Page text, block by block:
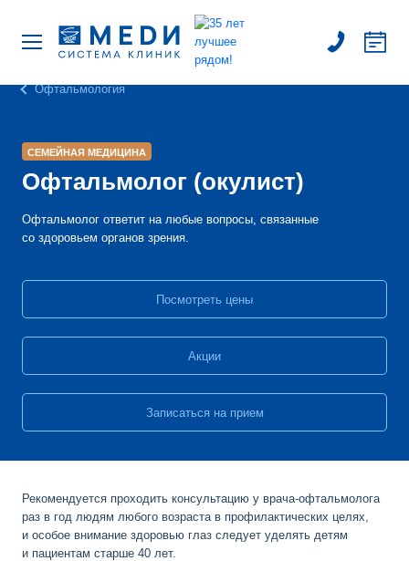
Офтальмология
СЕМЕЙНАЯ МЕДИЦИНА
Офтальмолог (окулист)
Офтальмолог ответит на любые вопросы, связанные
со здоровьем органов зрения.
Посмотреть цены
Акции
Записаться на прием
Рекомендуется проходить консультацию у врача-офтальмолога
раз в год людям любого возраста в профилактических целях,
и особое внимание здоровью глаз следует уделять детям
и пациентам старше 40 лет.